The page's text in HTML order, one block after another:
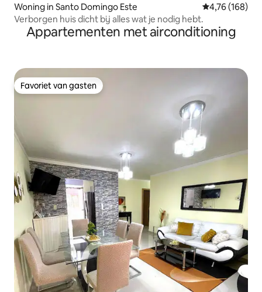
Woning in Santo Domingo Este Gemiddelde
4,76 (168)
Verborgen huis dicht bij alles wat je nodig hebt.
Appartementen met airconditioning
Favoriet van gasten
Favoriet van gasten